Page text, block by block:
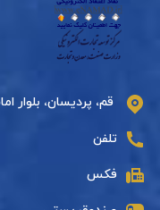
قم، پردیسان، بلوار
تلفن
فکس